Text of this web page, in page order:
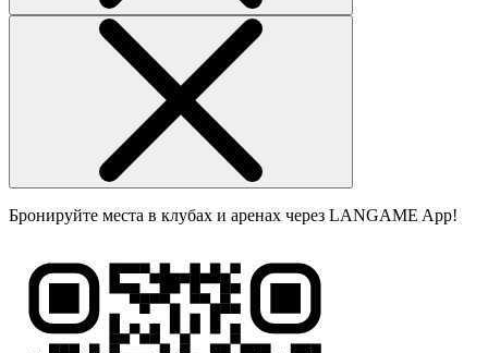
Бронируйте места в клубах и аренах через LANGAME App!